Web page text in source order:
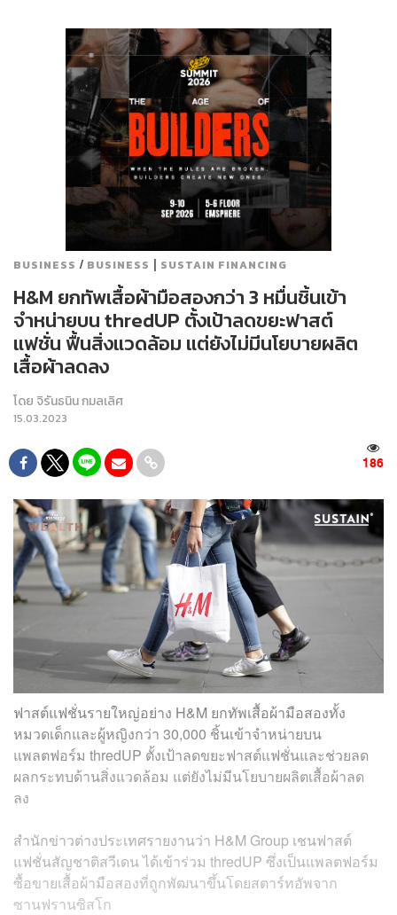
BUSINESS / BUSINESS | SUSTAIN FINANCING
H&M ยกทัพเสื้อผ้ามือสองกว่า 3 หมื่นชิ้นเข้า
จำหน่ายบน thredUP ตั้งเป้าลดขยะฟาสต์
แฟชั่น ฟื้นสิ่งแวดล้อม แต่ยังไม่มีนโยบายผลิต
เสื้อผ้าลดลง
โดย จิรันธนิน กมลเลิศ
15.03.2023
186
ฟาสต์แฟชั่นรายใหญ่อย่าง H&M ยกทัพเสื้อผ้ามือสองทั้ง
หมวดเด็กและผู้หญิงกว่า 30,000 ชิ้นเข้าจำหน่ายบน
แพลตฟอร์ม thredUP ตั้งเป้าลดขยะฟาสต์แฟชั่นและช่วยลด
ผลกระทบด้านสิ่งแวดล้อม แต่ยังไม่มีนโยบายผลิตเสื้อผ้าลด
ลง
สำนักข่าวต่างประเทศรายงานว่า H&M Group เชนฟาสต์
แฟชั่นสัญชาติสวีเดน ได้เข้าร่วม thredUP ซึ่งเป็นแพลตฟอร์ม
ซื้อขายเสื้อผ้ามือสองที่ถูกพัฒนาขึ้นโดยสตาร์ทอัพจาก
ซานฟรานซิสโก